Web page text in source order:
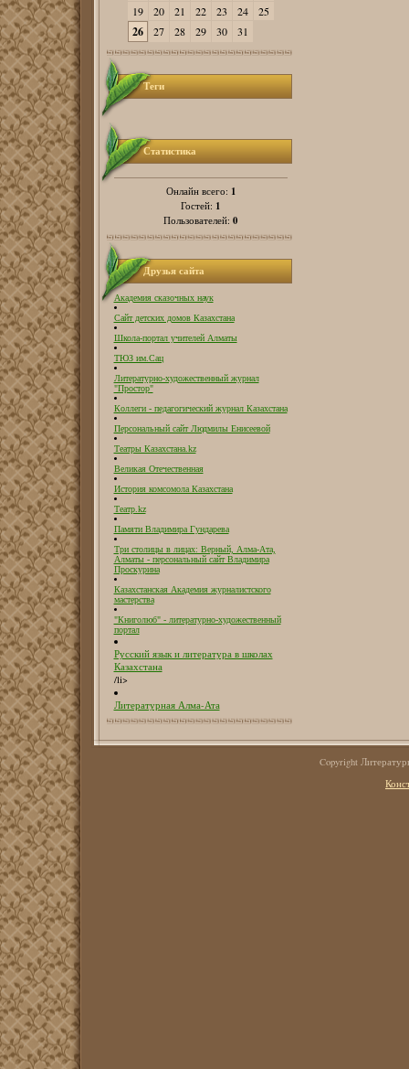
19
20 21 22 23 24 25
26 27 28 29 30 31
Теги
Статистика
Онлайн всего: 1
Гостей: 1
Пользователей: 0
Друзья сайта
Академия сказочных наук
Сайт детских домов Казахстана
Школа-портал учителей Алматы
ТЮЗ им.Сац
Литературно-художественный журнал
"Простор"
Коллеги - педагогический журнал Казахстана
Персональный сайт Людмилы Енисеевой
Театры Казахстана.kz
Великая Отечественная
История комсомола Казахстана
Театр.kz
Памяти Владимира Гундарева
Три столицы в лицах: Верный, Алма-Ата,
Алматы - персональный сайт Владимира
Проскурина
Казахстанская Академия журналистского
мастерства
"Книголюб" - литературно-художественный
портал
Русский язык и литература в школах
Казахстана
/li>
Литературная Алма-Ата
Copyright